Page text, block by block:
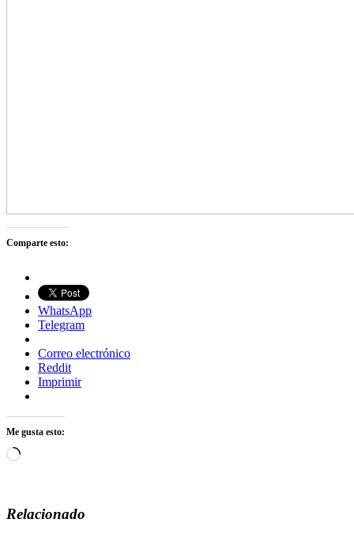
Comparte esto:
WhatsApp
Telegram
Correo electrónico
Reddit
Imprimir
Me gusta esto:
Cargando...
Relacionado